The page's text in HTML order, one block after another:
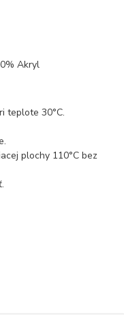
Akryl
teplote 30°C.
plochy 110°C bez